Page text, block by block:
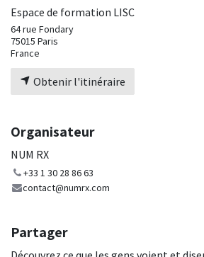
Espace de formation LISC
64 rue Fondary
75015 Paris
France
Obtenir l'itinéraire
Organisateur
NUM RX
+33 1 30 28 86 63
contact@numrx.com
Partager